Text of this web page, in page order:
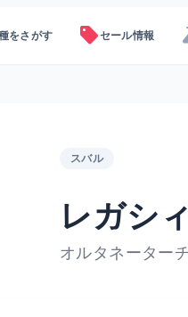
をさがす sellセール情報
スバル
レガシ
オルタネーター